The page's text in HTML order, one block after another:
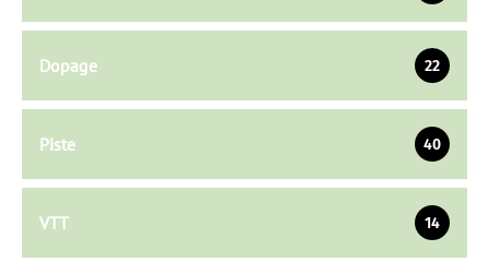
Dopage 22
Piste 40
VTT 14